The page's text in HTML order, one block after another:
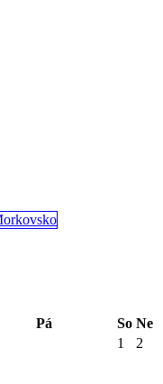
Pá So Ne
1
2